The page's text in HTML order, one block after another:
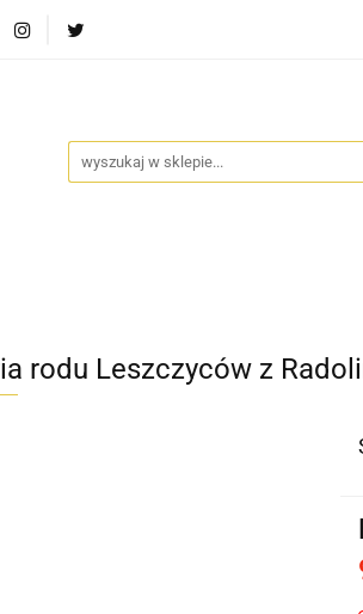
SZUFLADA
rodu Leszczyców z